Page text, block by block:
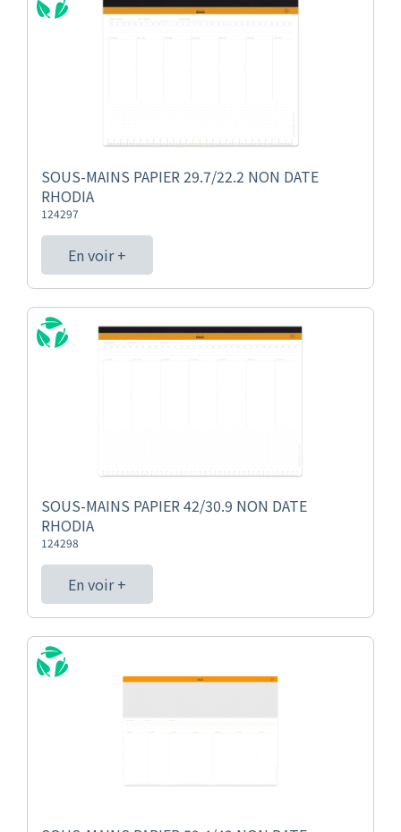
SOUS-MAINS PAPIER 29.7/22.2 NON DATE
RHODIA
124297
En voir +
SOUS-MAINS PAPIER 42/30.9 NON DATE
RHODIA
124298
En voir +